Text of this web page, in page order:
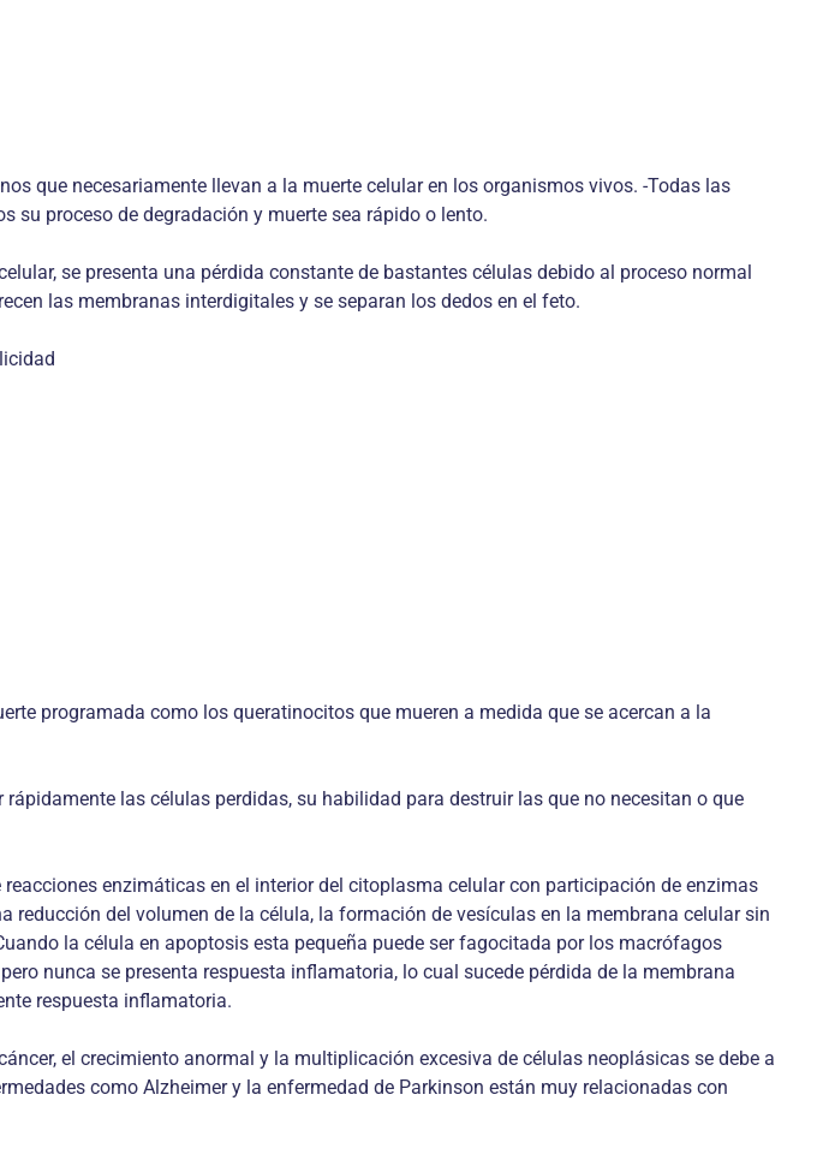
que necesariamente llevan a la muerte celular en los organismos vivos. -Todas las
su proceso de degradación y muerte sea rápido o lento.
se presenta una pérdida constante de bastantes células debido al proceso normal
las membranas interdigitales y se separan los dedos en el feto.
programada como los queratinocitos que mueren a medida que se acercan a la
las células perdidas, su habilidad para destruir las que no necesitan o que
enzimáticas en el interior del citoplasma celular con participación de enzimas
del volumen de la célula, la formación de vesículas en la membrana celular sin
la célula en apoptosis esta pequeña puede ser fagocitada por los macrófagos
nunca se presenta respuesta inflamatoria, lo cual sucede pérdida de la membrana
respuesta inflamatoria.
el crecimiento anormal y la multiplicación excesiva de células neoplásicas se debe a
como Alzheimer y la enfermedad de Parkinson están muy relacionadas con